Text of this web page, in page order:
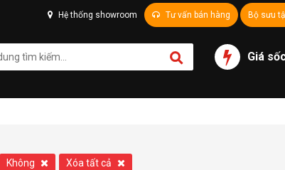
Hệ thống showroom Tư vấn bán hàng Bộ sưu
Giá
Không Xóa tất cả